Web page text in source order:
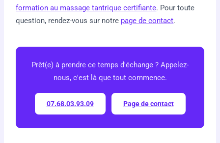
formation au massage tantrique certifiante. Pour toute
question, rendez-vous sur notre page de contact.
Prêt(e) à prendre ce temps d'échange ? Appelez-
nous, c'est là que tout commence.
07.68.03.93.09 Page de contact